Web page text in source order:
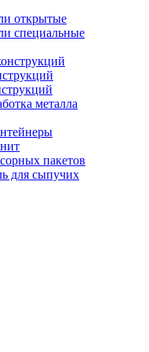
открытые
специальные
металла
пакетов
для сыпучих